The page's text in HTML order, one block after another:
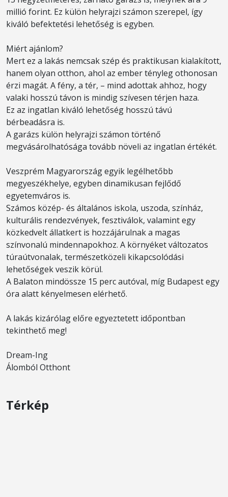
millió forint. Ez külön helyrajzi számon szerepel, így
kiváló befektetési lehetőség is egyben.
Miért ajánlom?
Mert ez a lakás nemcsak szép és praktikusan kialakított,
hanem olyan otthon, ahol az ember tényleg othonosan
érzi magát. A fény, a tér, – mind adottak ahhoz, hogy
valaki hosszú távon is mindig szívesen térjen haza.
Ez az ingatlan kiváló lehetőség hosszú távú
bérbeadásra is.
A garázs külön helyrajzi számon történő
megvásárolhatósága tovább növeli az ingatlan értékét.
Veszprém Magyarország egyik legélhetőbb
megyeszékhelye, egyben dinamikusan fejlődő
egyetemváros is.
Számos közép- és általános iskola, uszoda, színház,
kulturális rendezvények, fesztiválok, valamint egy
közkedvelt állatkert is hozzájárulnak a magas
színvonalú mindennapokhoz. A környéket változatos
túraútvonalak, természetközeli kikapcsolódási
lehetőségek veszik körül.
A Balaton mindössze 15 perc autóval, míg Budapest egy
óra alatt kényelmesen elérhető.
A lakás kizárólag előre egyeztetett időpontban
tekinthető meg!
Dream-Ing
Álomból Otthont
Térkép